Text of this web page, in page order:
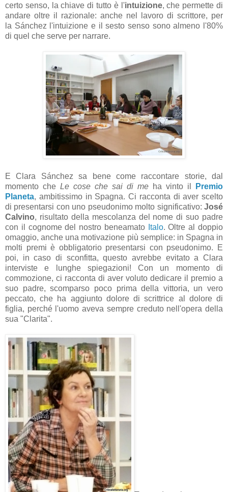
certo senso, la chiave di tutto è l'intuizione, che permette di
andare oltre il razionale: anche nel lavoro di scrittore, per
la Sánchez l'intuizione e il sesto senso sono almeno l'80%
di quel che serve per narrare.
E Clara Sánchez sa bene come raccontare storie, dal
momento che Le cose che sai di me ha vinto il
Premio
Planeta, ambitissimo in Spagna. Ci racconta di aver scelto
di presentarsi con uno pseudonimo molto significativo: José
Calvino, risultato della mescolanza del nome di suo padre
con il cognome del nostro beneamato Italo. Oltre al doppio
omaggio, anche una motivazione più semplice: in Spagna in
molti premi è obbligatorio presentarsi con pseudonimo. E
poi, in caso di sconfitta, questo avrebbe evitato a Clara
interviste e lunghe spiegazioni! Con un momento di
commozione, ci racconta di aver voluto dedicare il premio a
suo padre, scomparso poco prima della vittoria, un vero
peccato, che ha aggiunto dolore di scrittrice al dolore di
figlia, perché l'uomo aveva sempre creduto nell'opera della
sua "Clarita".